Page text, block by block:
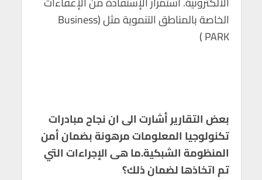
الخاصة بالمناطق التنموية مثل (Business
PARK )
بعض التقارير أشارت الى ان نجاح مبادرات
تكنولوجيا المعلومات مرهونة بضمان أمن
المنظومة الشبكية.ما هى الإجراءات التي
تم اتخاذها لضمان ذلك؟